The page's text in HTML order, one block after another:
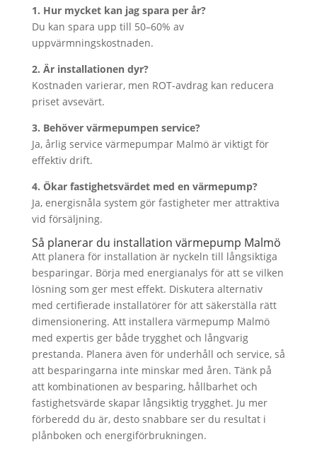
1. Hur mycket kan jag spara per år?
Du kan spara upp till 50–60% av
uppvärmningskostnaden.
2. Är installationen dyr?
Kostnaden varierar, men ROT-avdrag kan reducera
priset avsevärt.
3. Behöver värmepumpen service?
Ja, årlig service värmepumpar Malmö är viktigt för
effektiv drift.
4. Ökar fastighetsvärdet med en värmepump?
Ja, energisnåla system gör fastigheter mer attraktiva
vid försäljning.
Så planerar du installation värmepump Malmö
Att planera för installation är nyckeln till långsiktiga
besparingar. Börja med energianalys för att se vilken
lösning som ger mest effekt. Diskutera alternativ
med certifierade installatörer för att säkerställa rätt
dimensionering. Att installera värmepump Malmö
med expertis ger både trygghet och långvarig
prestanda. Planera även för underhåll och service, så
att besparingarna inte minskar med åren. Tänk på
att kombinationen av besparing, hållbarhet och
fastighetsvärde skapar långsiktig trygghet. Ju mer
förberedd du är, desto snabbare ser du resultat i
plånboken och energiförbrukningen.